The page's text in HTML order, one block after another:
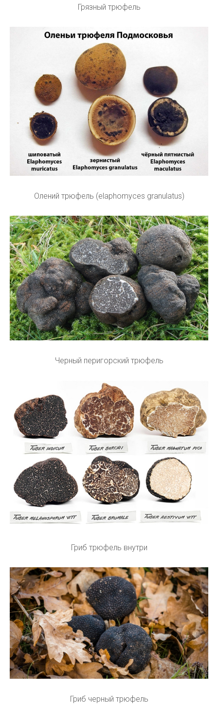
Грязный трюфель
Олений трюфель (elaphomyces granulatus)
Черный перигорский трюфель
Гриб трюфель внутри
Гриб черный трюфель